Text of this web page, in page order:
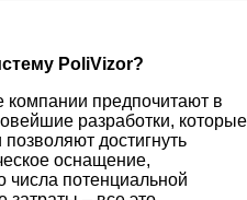
PoliVizor?
предпочитают в
разработки, которые
достигнуть
оснащение,
числа потенциальной